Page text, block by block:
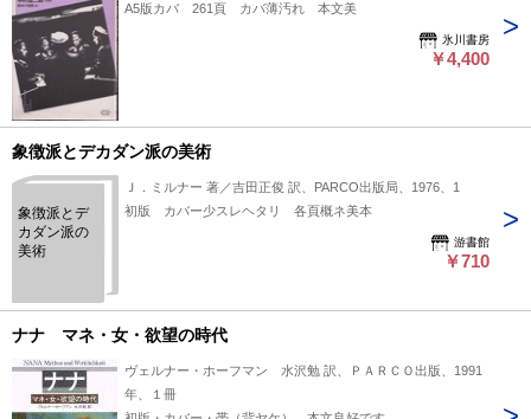
A5版カバ 261頁 カバ薄汚れ 本文美
氷川書房
￥4,400
象徴派とデカダン派の美術
象徴派とデ
カダン派の
美術
Ｊ．ミルナー 著／吉田正俊 訳、PARCO出版局、1976、1
初版 カバー少スレヘタリ 各頁概ネ美本
游書館
￥710
ナナ マネ・女・欲望の時代
ヴェルナー・ホーフマン 水沢勉 訳、ＰＡＲＣＯ出版、1991
年、１冊